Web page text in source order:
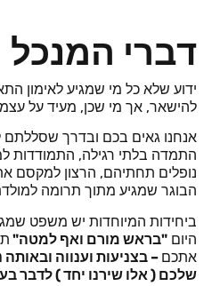
דברי המנכל
ידוע שלא כל מי שמגיע לאימון
להישאר, אך מי שכן, מעיד על
אנחנו גאים בכם ובדרך
התמדה בלתי רגילה, התמודדות
נופלים תחתיהם, הרצון למקסם
הבוגר שמגיע מתוך תרומה
ביחידות המיוחדות יש משפט
היום "בראש מורם ואף למטה"
אתכם – בצניעות וענווה
שלכם ( אלו שירנו יחד ) לדבר